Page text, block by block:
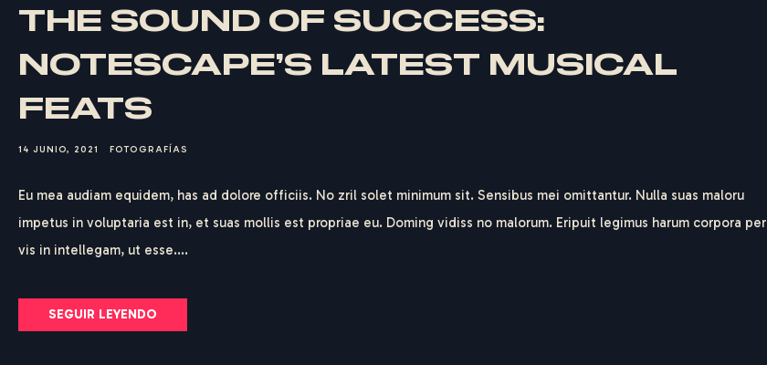
THE SOUND OF SUCCESS:
NOTESCAPE’S LATEST MUSICAL
FEATS
14 JUNIO, 2021 FOTOGRAFÍAS
Eu mea audiam equidem, has ad dolore officiis. No zril solet minimum sit. Sensibus mei omittantur. Nulla suas maloru
impetus in voluptaria est in, et suas mollis est propriae eu. Doming vidiss no malorum. Eripuit legimus harum corpora per
vis in intellegam, ut esse....
SEGUIR LEYENDO